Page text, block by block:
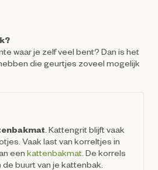
waar je zelf veel bent? Dan is het
die geurtjes zoveel mogelijk
. Kattengrit blijft vaak
Vaak last van korreltjes in
een kattenbakmat . De korrels
buurt van je kattenbak.